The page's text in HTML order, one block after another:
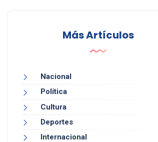
Más Artículos
Nacional
Política
Cultura
Deportes
Internacional